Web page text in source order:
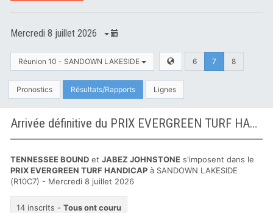
Mercredi 8 juillet 2026
Réunion 10 - SANDOWN LAKESIDE 6 7 8
Pronostics Résultats/Rapports Lignes
Arrivée définitive du PRIX EVERGREEN TURF HANDICAP à SANDOWN LAKESIDE
TENNESSEE BOUND et JABEZ JOHNSTONE s'imposent dans le
PRIX EVERGREEN TURF HANDICAP à SANDOWN LAKESIDE
(R10C7) - Mercredi 8 juillet 2026
14 inscrits - Tous ont couru